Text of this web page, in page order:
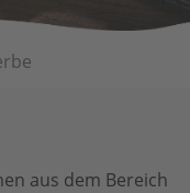
aus dem Bereich